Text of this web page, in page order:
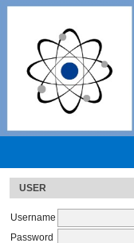
USER
Username
Password